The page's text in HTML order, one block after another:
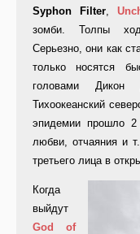
Syphon Filter
зомби. Толпы
Серьезно, они как
только носятся
головами
Тихоокеанский
эпидемии прошло
любви, отчаяния и
третьего лица в
Когда
выйдут
God of